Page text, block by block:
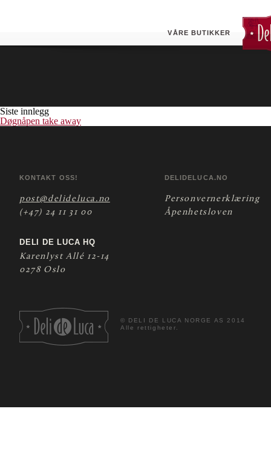
VÅRE BUTIKKER
Siste innlegg
Døgnåpen take away
KONTAKT OSS!
post@delideluca.no
(+47) 24 11 31 00
DELI DE LUCA HQ
Karenlyst Allé 12-14
0278 Oslo
DELIDELUCA.NO
Personvernerklæring
Åpenhetsloven
© DELI DE LUCA NORGE AS 2014
Alle rettigheter.